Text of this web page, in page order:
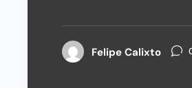
Felipe Calixto